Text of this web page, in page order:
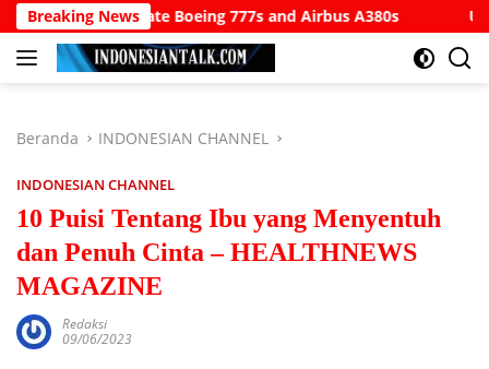
Langsung
ke
konten
Breaking News
777s and Airbus A380s Understanding SWIFT
Beranda INDONESIAN CHANNEL
INDONESIAN CHANNEL
10 Puisi Tentang Ibu yang Menyentuh
dan Penuh Cinta – HEALTHNEWS
MAGAZINE
Redaksi
09/06/2023